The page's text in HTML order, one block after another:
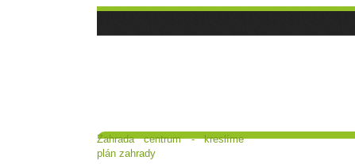
Zahrada centrum - kreslíme
plán zahrady
Hlavní strana